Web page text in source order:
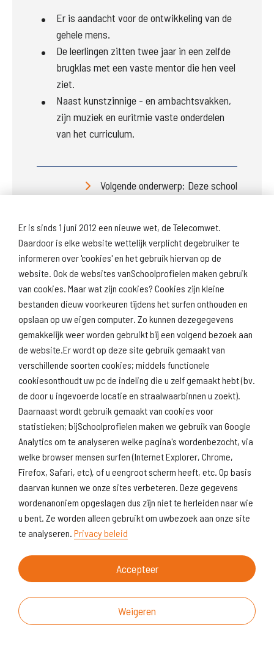
Er is sinds 1 juni 2012 een nieuwe wet, de Telecomwet.
Daardoor is elke website wettelijk verplicht degebruiker te
informeren over 'cookies' en het gebruik hiervan op de
website. Ook de websites vanSchoolprofielen maken gebruik
van cookies. Maar wat zijn cookies? Cookies zijn kleine
bestanden dieuw voorkeuren tijdens het surfen onthouden en
opslaan op uw eigen computer. Zo kunnen dezegegevens
gemakkelijk weer worden gebruikt bij een volgend bezoek aan
de website.Er wordt op deze site gebruik gemaakt van
verschillende soorten cookies; middels functionele
cookiesonthoudt uw pc de indeling die u zelf gemaakt hebt (bv.
de door u ingevoerde locatie en straalwaarbinnen u zoekt).
Daarnaast wordt gebruik gemaakt van cookies voor
statistieken; bijSchoolprofielen maken we gebruik van Google
Analytics om te analyseren welke pagina's wordenbezocht, via
welke browser mensen surfen (Internet Explorer, Chrome,
Firefox, Safari, etc), of u eengroot scherm heeft, etc. Op basis
daarvan kunnen we onze sites verbeteren. Deze gegevens
wordenanoniem opgeslagen dus zijn niet te herleiden naar wie
u bent. Ze worden alleen gebruikt om uwbezoek aan onze site
te analyseren. Privacy beleid
Accepteer
Weigeren
Er is aandacht voor de ontwikkeling van de
gehele mens.
De leerlingen zitten twee jaar in een zelfde
brugklas met een vaste mentor die hen veel
ziet.
Naast kunstzinnige - en ambachtsvakken,
zijn muziek en euritmie vaste onderdelen
van het curriculum.
Volgende onderwerp: Deze school
Download
schoolprofiel
Naar
schoolresultaten
Naar scholenopdekaart.nl